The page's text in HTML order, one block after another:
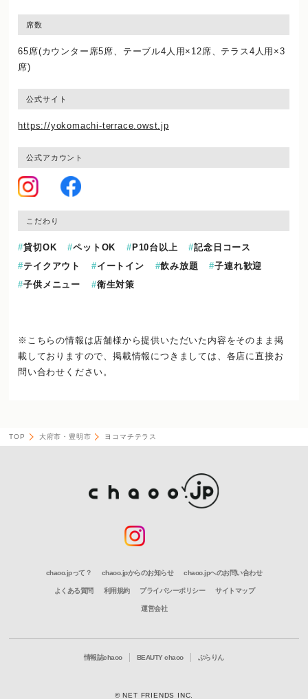
席数
65席(カウンター席5席、テーブル4人用×12席、テラス4人用×3
席)
公式サイト
https://yokomachi-terrace.owst.jp
公式アカウント
こだわり
貸切OK ペットOK P10台以上
記念日コース
テイクアウト
イートイン 飲み放題
子連れ歓迎
子供メニュー
衛生対策
※こちらの情報は店舗様から提供いただいた内容をそのまま掲
載しておりますので、掲載情報につきましては、各店に直接お
問い合わせください。
TOP 大府市・豊明市 ヨコマチテラス
chaoo.jpって？ chaoo.jpからのお知らせ chaoo.jpへのお問い合わせ
よくある質問 利用規約 プライバシーポリシー サイトマップ
運営会社
情報誌chaoo BEAUTY chaoo ぶらりん
© NET FRIENDS INC.